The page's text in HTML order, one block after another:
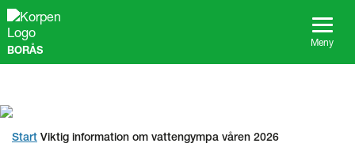
G
s
i
BORÅS
Meny
Start Viktig information om vattengympa våren 2026